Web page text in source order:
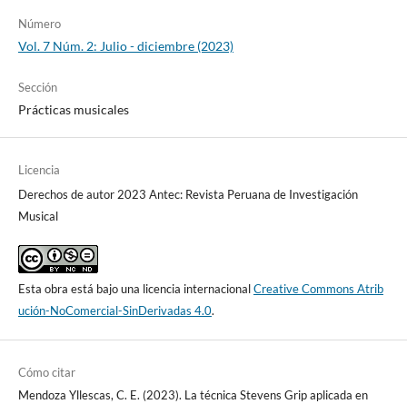
Número
Vol. 7 Núm. 2: Julio - diciembre (2023)
Sección
Prácticas musicales
Licencia
Derechos de autor 2023 Antec: Revista Peruana de Investigación
Musical
Esta obra está bajo una licencia internacionalCreative Commons Atrib
ución-NoComercial-SinDerivadas 4.0.
Cómo citar
Mendoza Yllescas, C. E. (2023). La técnica Stevens Grip aplicada en